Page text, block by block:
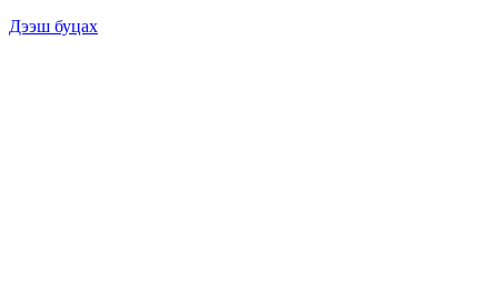
Дээш буцах